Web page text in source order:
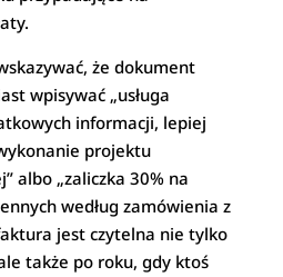
że dokument
wpisywać „usługa
informacji, lepiej
projektu
albo „zaliczka 30% na
według zamówienia z
jest czytelna nie tylko
także po roku, gdy ktoś